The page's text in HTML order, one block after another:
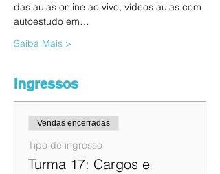
das aulas online ao vivo, vídeos aulas com
autoestudo em…
Saiba Mais >
Ingressos
Vendas encerradas
Tipo de ingresso
Turma 17: Cargos e